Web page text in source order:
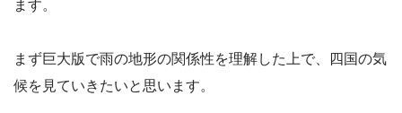
ます。
まず巨大版で雨の地形の関係性を理解した上で、四国の気
候を見ていきたいと思います。